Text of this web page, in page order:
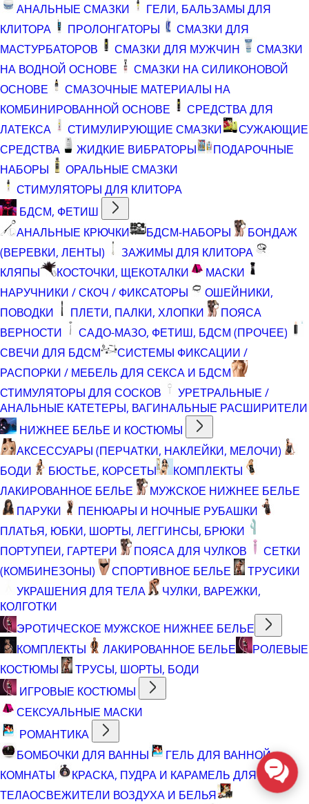
АНАЛЬНЫЕ СМАЗКИ
ГЕЛИ, БАЛЬЗАМЫ ДЛЯ
КЛИТОРА
ПРОЛОНГАТОРЫ
СМАЗКИ ДЛЯ
МАСТУРБАТОРОВ
СМАЗКИ ДЛЯ МУЖЧИН
СМАЗКИ
НА ВОДНОЙ ОСНОВЕ
СМАЗКИ НА СИЛИКОНОВОЙ
ОСНОВЕ
СМАЗОЧНЫЕ МАТЕРИАЛЫ НА
КОМБИНИРОВАННОЙ ОСНОВЕ
СРЕДСТВА ДЛЯ
ЛАТЕКСА
СТИМУЛИРУЮЩИЕ СМАЗКИ
СУЖАЮЩИЕ
СРЕДСТВА
ЖИДКИЕ ВИБРАТОРЫ
ПОДАРОЧНЫЕ
НАБОРЫ
ОРАЛЬНЫЕ СМАЗКИ
СТИМУЛЯТОРЫ ДЛЯ КЛИТОРА
БДСМ, ФЕТИШ
АНАЛЬНЫЕ КРЮЧКИ
БДСМ-НАБОРЫ
БОНДАЖ
(ВЕРЕВКИ, ЛЕНТЫ)
ЗАЖИМЫ ДЛЯ КЛИТОРА
КЛЯПЫ
КОСТОЧКИ, ЩЕКОТАЛКИ
МАСКИ
НАРУЧНИКИ / СКОЧ / ФИКСАТОРЫ
ОШЕЙНИКИ,
ПОВОДКИ
ПЛЕТИ, ПАЛКИ, ХЛОПКИ
ПОЯСА
ВЕРНОСТИ
САДО-МАЗО, ФЕТИШ, БДСМ (ПРОЧЕЕ)
СВЕЧИ ДЛЯ БДСМ
СИСТЕМЫ ФИКСАЦИИ /
РАСПОРКИ / МЕБЕЛЬ ДЛЯ СЕКСА И БДСМ
СТИМУЛЯТОРЫ ДЛЯ СОСКОВ
УРЕТРАЛЬНЫЕ /
АНАЛЬНЫЕ КАТЕТЕРЫ, ВАГИНАЛЬНЫЕ РАСШИРИТЕЛИ
НИЖНЕЕ БЕЛЬЕ И КОСТЮМЫ
АКСЕССУАРЫ (ПЕРЧАТКИ, НАКЛЕЙКИ, МЕЛОЧИ)
БОДИ
БЮСТЬЕ, КОРСЕТЫ
КОМПЛЕКТЫ
ЛАКИРОВАННОЕ БЕЛЬЕ
МУЖСКОЕ НИЖНЕЕ БЕЛЬЕ
ПАРУКИ
ПЕНЮАРЫ И НОЧНЫЕ РУБАШКИ
ПЛАТЬЯ, ЮБКИ, ШОРТЫ, ЛЕГГИНСЫ, БРЮКИ
ПОРТУПЕИ, ГАРТЕРИ
ПОЯСА ДЛЯ ЧУЛКОВ
СЕТКИ
(КОМБИНЕЗОНЫ)
СПОРТИВНОЕ БЕЛЬЕ
ТРУСИКИ
УКРАШЕНИЯ ДЛЯ ТЕЛА
ЧУЛКИ, ВАРЕЖКИ,
КОЛГОТКИ
ЭРОТИЧЕСКОЕ МУЖСКОЕ НИЖНЕЕ БЕЛЬЕ
КОМПЛЕКТЫ
ЛАКИРОВАННОЕ БЕЛЬЕ
РОЛЕВЫЕ
КОСТЮМЫ
ТРУСЫ, ШОРТЫ, БОДИ
ИГРОВЫЕ КОСТЮМЫ
СЕКСУАЛЬНЫЕ МАСКИ
РОМАНТИКА
БОМБОЧКИ ДЛЯ ВАННЫ
ГЕЛЬ ДЛЯ ВАННОЙ
КОМНАТЫ
КРАСКА, ПУДРА И КАРАМЕЛЬ ДЛЯ
ТЕЛАОСВЕЖИТЕЛИ ВОЗДУХА И БЕЛЬЯ